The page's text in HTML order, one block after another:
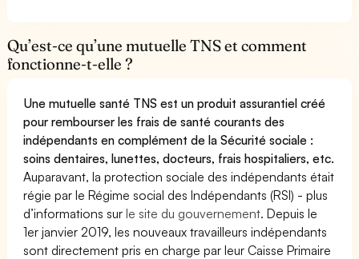
Qu’est-ce qu’une mutuelle TNS et comment
fonctionne-t-elle ?
Une mutuelle santé TNS est un produit assurantiel créé
pour rembourser les frais de santé courants des
indépendants en complément de la Sécurité sociale :
soins dentaires, lunettes, docteurs, frais hospitaliers, etc.
Auparavant, la protection sociale des indépendants était
régie par le Régime social des Indépendants (RSI) - plus
d’informations surle site du gouvernement. Depuis le
1er janvier 2019, les nouveaux travailleurs indépendants
sont directement pris en charge par leur Caisse Primaire